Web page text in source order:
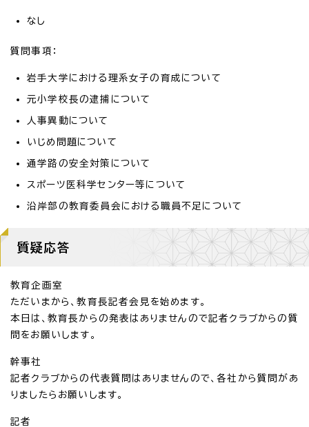
なし
質問事項：
岩手大学における理系女子の育成について
元小学校長の逮捕について
人事異動について
いじめ問題について
通学路の安全対策について
スポーツ医科学センター等について
沿岸部の教育委員会における職員不足について
質疑応答
教育企画室
ただいまから、教育長記者会見を始めます。
本日は、教育長からの発表はありませんので記者クラブからの質
問をお願いします。
幹事社
記者クラブからの代表質問はありませんので、各社から質問があ
りましたらお願いします。
記者